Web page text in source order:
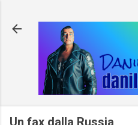
Un fax dalla Russia